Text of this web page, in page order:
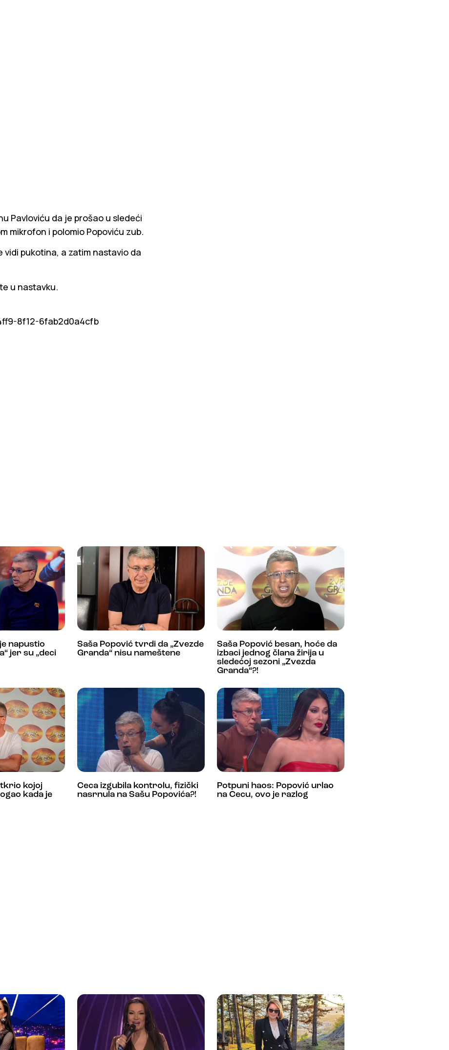
Pavloviću da je prošao u sledeći
mikrofon i polomio Popoviću zub.
vidi pukotina, a zatim nastavio da
u nastavku.
8f12-6fab2d0a4cfb
napustio
jer su „deci
Saša Popović tvrdi da „Zvezde
Granda“ nisu nameštene
Saša Popović besan, hoće da
izbaci jednog člana žirija u
sledećoj sezoni „Zvezda
Granda“?!
kojoj
kada je
Ceca izgubila kontrolu, fizički
nasrnula na Sašu Popovića?!
Potpuni haos: Popović urlao
na Cecu, ovo je razlog